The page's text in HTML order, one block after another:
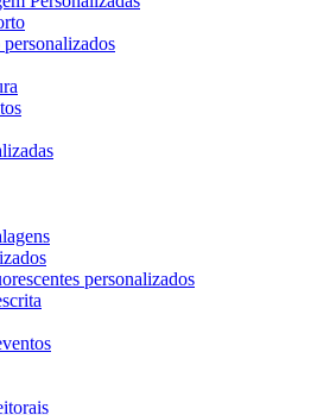
personalizados